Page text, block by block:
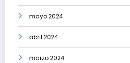
mayo 2024
abril 2024
marzo 2024